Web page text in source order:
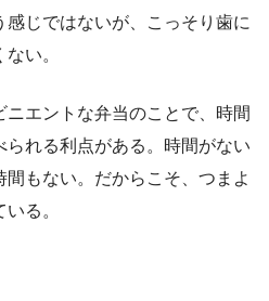
感じではないが、こっそり歯に
い。
ニエントな弁当のことで、時間
れる利点がある。時間がない
もない。だからこそ、つまよ
る。